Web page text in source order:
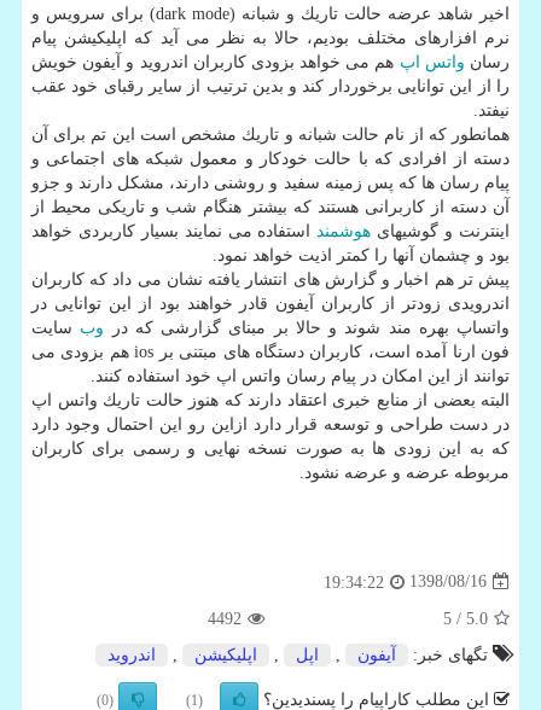
اخیر شاهد عرضه حالت تاریك و شبانه (dark mode) برای سرویس و
نرم افزارهای مختلف بودیم، حالا به نظر می آید كه اپلیكیشن پیام
رسان واتس اپ هم می خواهد بزودی كاربران اندروید و آیفون خویش
را از این توانایی برخوردار كند و بدین ترتیب از سایر رقبای خود عقب
نیفتد.
همانطور كه از نام حالت شبانه و تاریك مشخص است این تم برای آن
دسته از افرادی كه با حالت خودكار و معمول شبكه های اجتماعی و
پیام رسان ها كه پس زمینه سفید و روشنی دارند، مشكل دارند و جزو
آن دسته از كاربرانی هستند كه بیشتر هنگام شب و تاریكی محیط از
اینترنت و گوشیهای هوشمنداستفاده می نمایند بسیار كاربردی خواهد
بود و چشمان آنها را كمتر اذیت خواهد نمود.
پیش تر هم اخبار و گزارش های انتشار یافته نشان می داد كه كاربران
اندرویدی زودتر از كاربران آیفون قادر خواهند بود از این توانایی در
واتساپ بهره مند شوند و حالا بر مبنای گزارشی كه در وب سایت
فون ارنا آمده است، كاربران دستگاه های مبتنی بر ios هم بزودی می
توانند از این امكان در پیام رسان واتس اپ خود استفاده كنند.
البته بعضی از منابع خبری اعتقاد دارند كه هنوز حالت تاریك واتس اپ
در دست طراحی و توسعه قرار دارد ازاین رو این احتمال وجود دارد
كه به این زودی ها به صورت نسخه نهایی و رسمی برای كاربران
مربوطه عرضه و عرضه نشود.
1398/08/16
19:34:22
5.0
/ 5
4492
تگهای خبر:
آیفون اپل اپلیكیشن اندروید
این مطلب کاراپیام را پسندیدین؟ (1)
(0)